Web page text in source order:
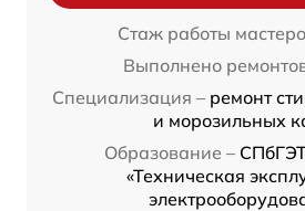
Стаж работы
Выполнено
Специализация – ремонт
и морозильных
Образование –
«Техническая